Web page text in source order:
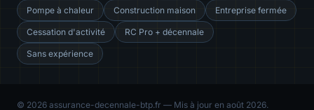
Pompe à chaleur Construction maison Entreprise fermée
Cessation d'activité RC Pro + décennale
Sans expérience
© 2026 assurance-decennale-btp.fr — Mis à jour en août 2026.